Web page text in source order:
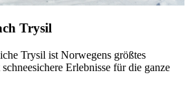
Trysil
Trysil ist Norwegens größtes
Erlebnisse für die ganze